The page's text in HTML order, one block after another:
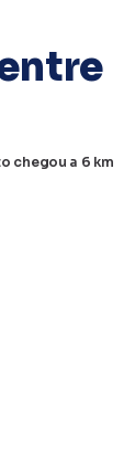
chegou a 6 km